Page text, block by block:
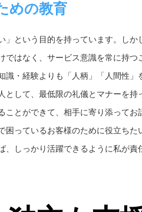
めの教育
」という目的を持っています。しか
はなく、サービス意識を常に持つ
識・経験よりも「人柄」「人間性」
として、最低限の礼儀とマナーを持
ことができて、相手に寄り添ってお
困っているお客様のために役立ちた
、しっかり活躍できるように私が責